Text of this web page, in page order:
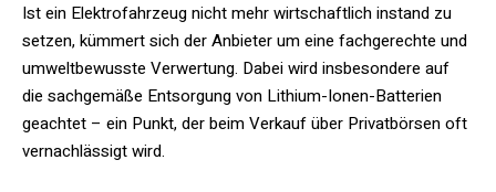
Ist ein Elektrofahrzeug nicht mehr wirtschaftlich instand zu
setzen, kümmert sich der Anbieter um eine fachgerechte und
umweltbewusste Verwertung. Dabei wird insbesondere auf
die sachgemäße Entsorgung von Lithium-Ionen-Batterien
geachtet – ein Punkt, der beim Verkauf über Privatbörsen oft
vernachlässigt wird.